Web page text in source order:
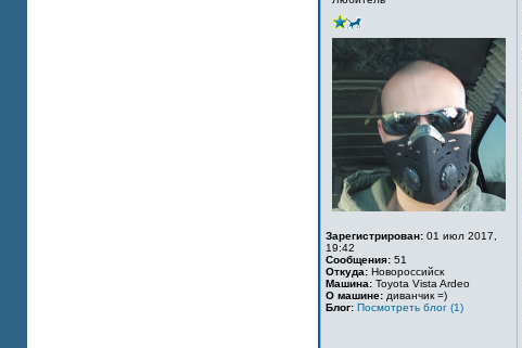
Зарегистрирован: 01 июл 2017,
19:42
Сообщения: 51
Откуда: Новороссийск
Машина: Toyota Vista Ardeo
О машине: диванчик =)
Блог: Посмотреть блог (1)